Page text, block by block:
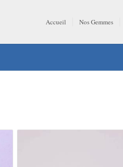
Accueil Nos Gemmes